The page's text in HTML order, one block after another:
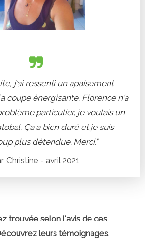
j'ai ressenti un apaisement
coupe énergisante. Florence n'a
particulier, je voulais un
Ça a bien duré et je suis
plus détendue. Merci."
Christine - avril 2021
trouvée selon l'avis de ces
leurs témoignages.